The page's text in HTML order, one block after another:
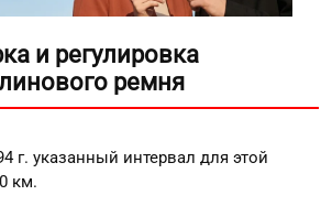
и регулировка
ремня
г. указанный интервал для этой
км.